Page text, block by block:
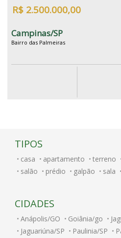
R$ 2.500.000,00
Campinas/SP
Bairro das Palmeiras
TIPOS
casa apartamento terreno
salão
prédio galpão sala
CIDADES
Anápolis/GO Goiânia/go
Jaguariúna/SP
Paulinia/SP